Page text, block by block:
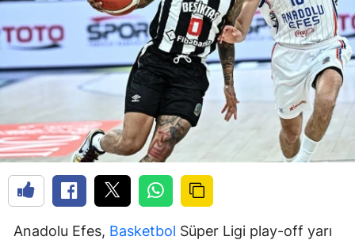
Anadolu Efes, Basketbol Süper Ligi play-off yarı